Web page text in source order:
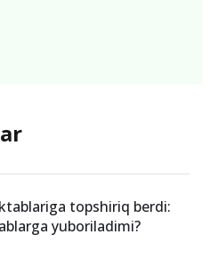
topshiriq berdi:
yuboriladimi?